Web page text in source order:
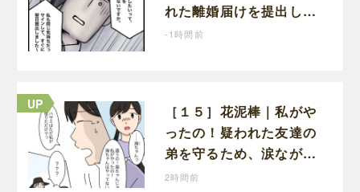
れた離婚届けを提出した
だけなので、何も問題な
-1時間前
［１５］花泥棒｜私がや
ったの！疑われた友達の
弟を守るため、涙ながら
に自分が犯人だと名乗り
2時間前